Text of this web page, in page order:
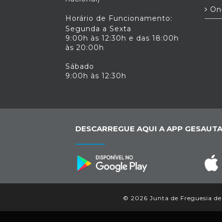
para fora da nossa terra. Vamo-nos unir e
mostrar que o edifício é pequeno mas
instituição é grande, só assim
conseguiremos reivindicar mais e
melhores instalações e levar o nome da
nossa Vila mais longe. Apareçam as
participativas. Temos o bar da sede aberto
aos domingos de manhã como ponto de
adca.alvaraes@sapo.pt A direcção
Horário de Funcionamento:
Segunda a Sexta
9:00h às 12:30h e das 18:00h
às 20:00h
Sábado
9:00h às 12:30h
DESCARREGUE AQUI A APP
© 2026 Junta de Freguesia